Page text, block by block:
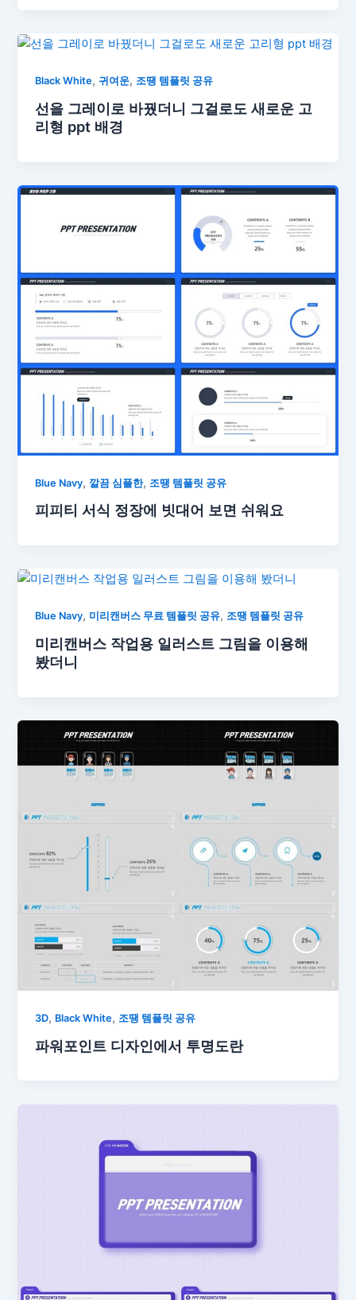
Black White, 귀여운, 조땡 템플릿 공유
선을 그레이로 바꿨더니 그걸로도 새로운 고
리형 ppt 배경
Blue Navy,깔끔 심플한, 조땡 템플릿 공유
피피티 서식 정장에 빗대어 보면 쉬워요
Blue Navy, 미리캔버스 무료 템플릿 공유, 조땡 템플릿 공유
미리캔버스 작업용 일러스트 그림을 이용해
봤더니
3D, Black White, 조땡 템플릿 공유
파워포인트 디자인에서 투명도란